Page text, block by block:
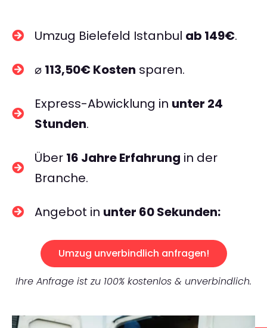
Umzug Bielefeld Istanbul ab 149€.
⌀ 113,50€ Kosten sparen.
Express-Abwicklung in unter 24
Stunden.
Über 16 Jahre Erfahrung in der
Branche.
Angebot in unter 60 Sekunden:
Umzug unverbindlich anfragen!
Ihre Anfrage ist zu 100% kostenlos & unverbindlich.